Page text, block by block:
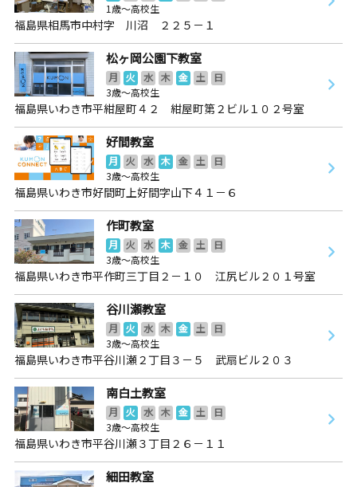
1歳～高校生
福島県相馬市中村字 川沼 ２２５－１
松ヶ岡公園下教室
月 火 水 木 金 土
日
3歳～高校生
福島県いわき市平紺屋町４２ 紺屋町第２ビル１０２号室
好間教室
月 火 水 木 金 土
日
3歳～高校生
福島県いわき市好間町上好間字山下４１－６
作町教室
月 火 水 木 金 土
日
3歳～高校生
福島県いわき市平作町三丁目２－１０ 江尻ビル２０１号室
谷川瀬教室
月 火 水 木 金 土
日
3歳～高校生
福島県いわき市平谷川瀬２丁目３－５ 武扇ビル２０３
南白土教室
月 火 水 木 金 土
日
3歳～高校生
福島県いわき市平谷川瀬３丁目２６－１１
細田教室